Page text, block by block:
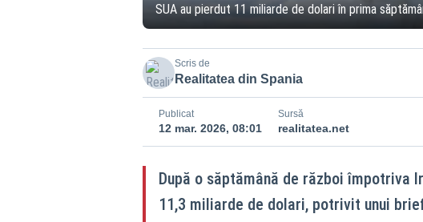
SUA au pierdut 11 miliarde de dolari în prima
Scris de
Realitatea din Spania
Publicat
12 mar. 2026, 08:01
Sursă
realitatea.net
După o săptămână de război împotriva
11,3 miliarde de dolari, potrivit unui